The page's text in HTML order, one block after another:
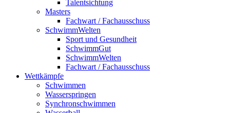
Talentsichtung
Masters
Fachwart / Fachausschuss
SchwimmWelten
Sport und Gesundheit
SchwimmGut
SchwimmWelten
Fachwart / Fachausschuss
Wettkämpfe
Schwimmen
Wasserspringen
Synchronschwimmen